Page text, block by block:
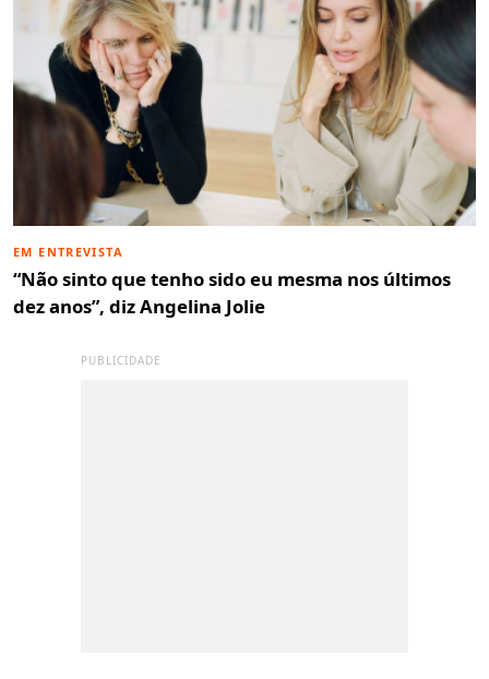
EM ENTREVISTA
“Não sinto que tenho sido eu mesma nos últimos
dez anos”, diz Angelina Jolie
PUBLICIDADE